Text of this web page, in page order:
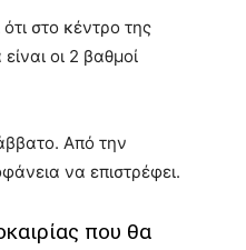
στο κέντρο της
οι 2 βαθμοί
Από την
να επιστρέφει.
που θα